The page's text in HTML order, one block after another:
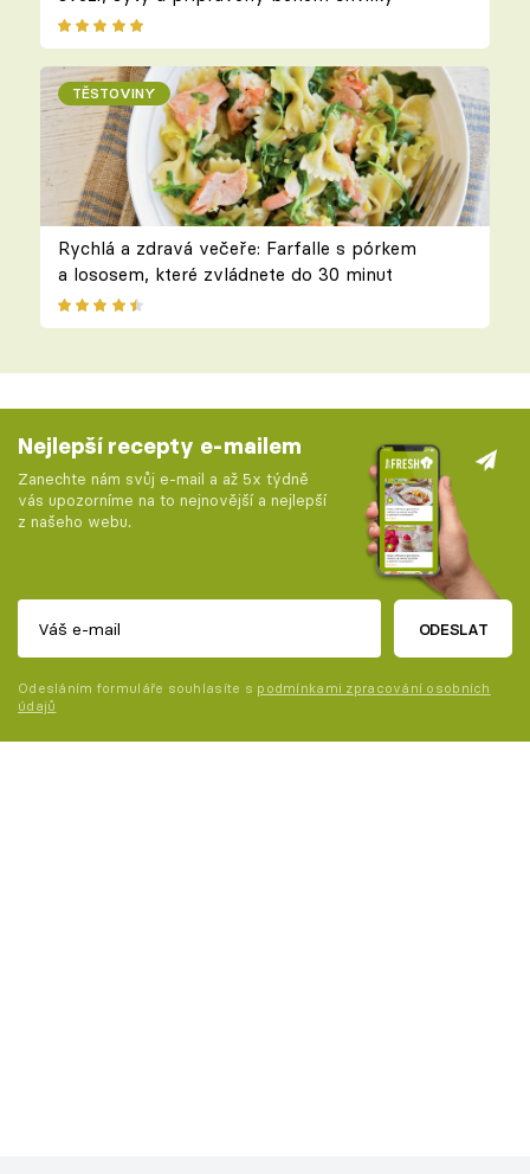
TĚSTOVINY
Rychlá a zdravá večeře: Farfalle s pórkem
a lososem, které zvládnete do 30 minut
Nejlepší recepty e-mailem
Zanechte nám svůj e-mail a až 5x týdně
vás upozorníme na to nejnovější a nejlepší
z našeho webu.
ODESLAT
Odesláním formuláře souhlasíte s podmínkami zpracování osobních
údajů